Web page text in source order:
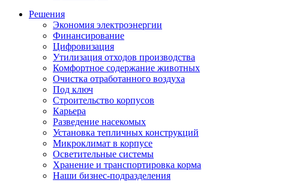
Решения
Экономия электроэнергии
Финансирование
Цифровизация
Утилизация отходов производства
Комфортное содержание животных
Очистка отработанного воздуха
Под ключ
Строительство корпусов
Карьера
Разведение насекомых
Установка тепличных конструкций
Микроклимат в корпусе
Осветительные системы
Хранение и транспортировка корма
Наши бизнес-подразделения